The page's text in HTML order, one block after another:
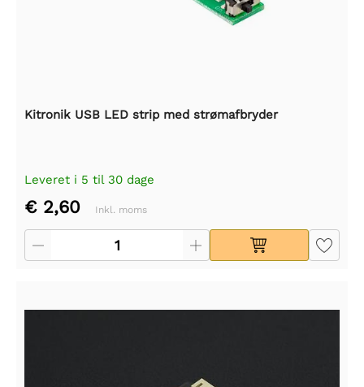
Kitronik USB LED strip med strømafbryder
Leveret i 5 til 30 dage
€ 2,60 Inkl. moms